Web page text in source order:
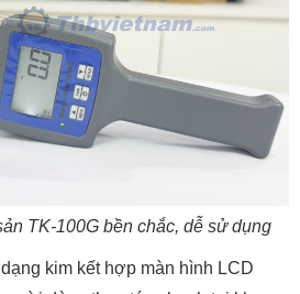
TK-100G bền chắc, dễ sử dụng
kim kết hợp màn hình LCD